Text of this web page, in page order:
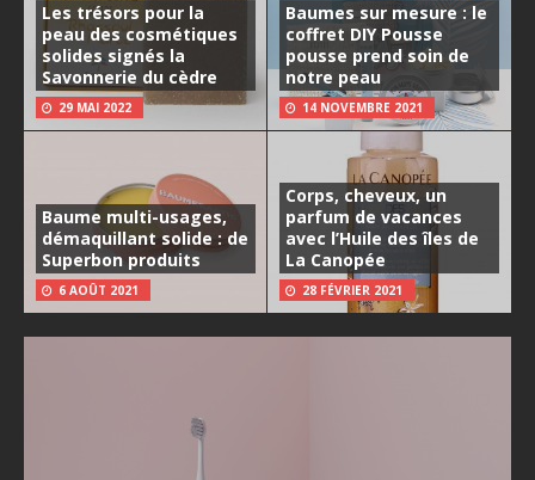
Les trésors pour la
peau des cosmétiques
solides signés la
Savonnerie du cèdre
29 MAI 2022
Baumes sur mesure : le
coffret DIY Pousse
pousse prend soin de
notre peau
14 NOVEMBRE 2021
Baume multi-usages,
démaquillant solide : de
Superbon produits
6 AOÛT 2021
Corps, cheveux, un
parfum de vacances
avec l’Huile des îles de
La Canopée
28 FÉVRIER 2021